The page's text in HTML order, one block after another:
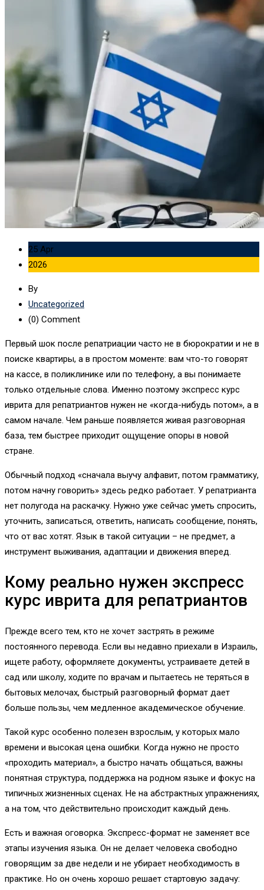
25 Apr
2026
By
Uncategorized
(0) Comment
Первый шок после репатриации часто не в бюрократии и не в
поиске квартиры, а в простом моменте: вам что-то говорят
на кассе, в поликлинике или по телефону, а вы понимаете
только отдельные слова. Именно поэтому экспресс курс
иврита для репатриантов нужен не «когда-нибудь потом», а в
самом начале. Чем раньше появляется живая разговорная
база, тем быстрее приходит ощущение опоры в новой
стране.
Обычный подход «сначала выучу алфавит, потом грамматику,
потом начну говорить» здесь редко работает. У репатрианта
нет полугода на раскачку. Нужно уже сейчас уметь спросить,
уточнить, записаться, ответить, написать сообщение, понять,
что от вас хотят. Язык в такой ситуации – не предмет, а
инструмент выживания, адаптации и движения вперед.
Кому реально нужен экспресс
курс иврита для репатриантов
Прежде всего тем, кто не хочет застрять в режиме
постоянного перевода. Если вы недавно приехали в Израиль,
ищете работу, оформляете документы, устраиваете детей в
сад или школу, ходите по врачам и пытаетесь не теряться в
бытовых мелочах, быстрый разговорный формат дает
больше пользы, чем медленное академическое обучение.
Такой курс особенно полезен взрослым, у которых мало
времени и высокая цена ошибки. Когда нужно не просто
«проходить материал», а быстро начать общаться, важны
понятная структура, поддержка на родном языке и фокус на
типичных жизненных сценах. Не на абстрактных упражнениях,
а на том, что действительно происходит каждый день.
Есть и важная оговорка. Экспресс-формат не заменяет все
этапы изучения языка. Он не делает человека свободно
говорящим за две недели и не убирает необходимость в
практике. Но он очень хорошо решает стартовую задачу: